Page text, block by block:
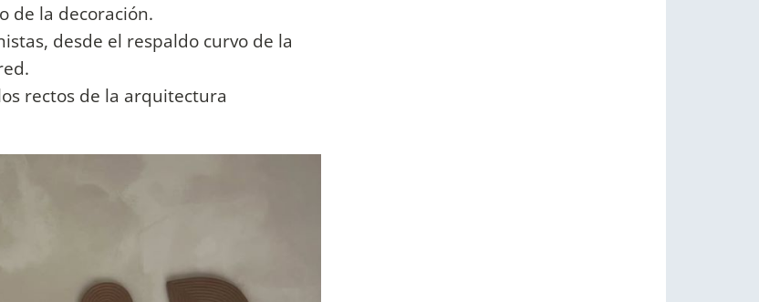
de la decoración.
desde el respaldo curvo de la
rectos de la arquitectura